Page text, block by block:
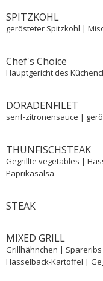
SPITZKOHL
gerösteter Spitzkohl |
Chef's Choice
Hauptgericht des
DORADENFILET
senf-zitronensauce |
THUNFISCHSTEAK
Gegrillte vegetables |
Paprikasalsa
STEAK
MIXED GRILL
Grillhähnchen |
Hasselback-Kartoffel |